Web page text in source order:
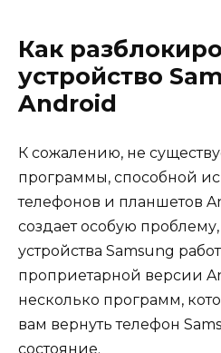
Как
устройство
Android
К сожалению, не
программы, способной
телефонов и планшетов
создает особую
устройства Samsung
проприетарной версии
несколько программ,
вам вернуть телефон
состояние.